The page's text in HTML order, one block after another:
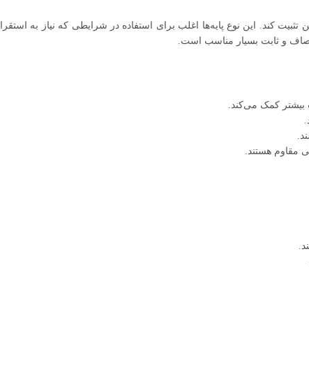
تثبیت کند. این نوع پایه‌ها اغلب برای استفاده در شرایطی که نیاز به
صاف و ثابت بسیار مناسب است.
بیشتر کمک می‌کند.
مقاوم هستند.